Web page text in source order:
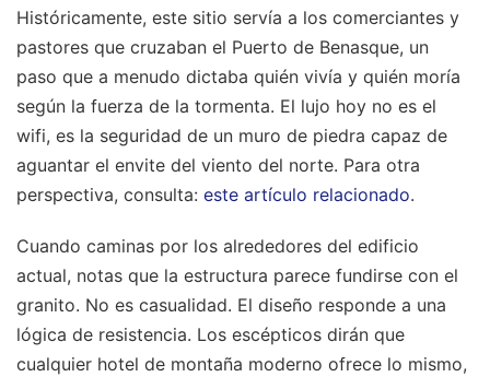
Históricamente, este sitio servía a los comerciantes y
pastores que cruzaban el Puerto de Benasque, un
paso que a menudo dictaba quién vivía y quién moría
según la fuerza de la tormenta. El lujo hoy no es el
wifi, es la seguridad de un muro de piedra capaz de
aguantar el envite del viento del norte. Para otra
perspectiva, consulta: este artículo relacionado.
Cuando caminas por los alrededores del edificio
actual, notas que la estructura parece fundirse con el
granito. No es casualidad. El diseño responde a una
lógica de resistencia. Los escépticos dirán que
cualquier hotel de montaña moderno ofrece lo mismo,